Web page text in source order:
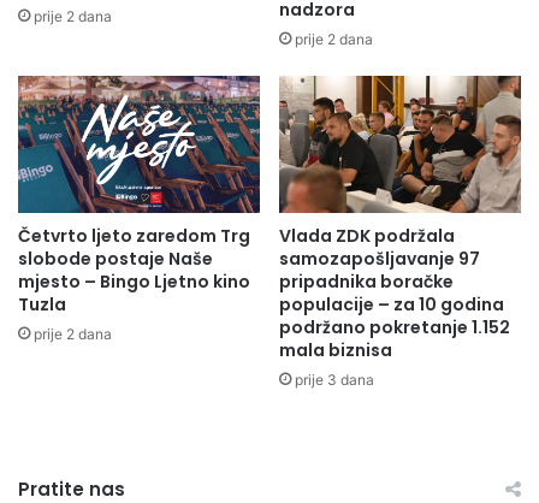
prije 2 dana nadzora
prije 2 dana
Četvrto ljeto zaredom Trg
slobode postaje Naše
mjesto – Bingo Ljetno kino
Tuzla
prije 2 dana
Vlada ZDK podržala
samozapošljavanje 97
pripadnika boračke
populacije – za 10 godina
podržano pokretanje 1.152
mala biznisa
prije 3 dana
Pratite nas